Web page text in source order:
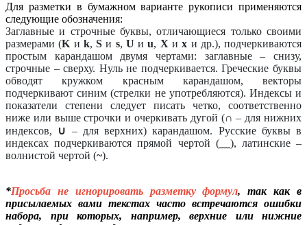
Для разметки в бумажном варианте рукописи применяются
следующие обозначения:
Заглавные и строчные буквы, отличающиеся только своими
размерами (K и k,S и s, U иu, Xиx и др.), подчеркиваются
простым карандашом двумя чертами: заглавные – снизу,
строчные – сверху. Нуль не подчеркивается. Греческие буквы
обводят кружком красным карандашом, векторы
подчеркивают синим (стрелки не употребляются). Индексы и
показатели степени следует писать четко, соответственно
ниже или выше строчки и очеркивать дугой (∩ – для нижних
индексов,
∪ – для верхних) карандашом. Русские буквы в
индексах подчеркиваются прямой чертой (__ ), латинские –
волнистой чертой (~).
*Просьба не игнорировать разметку формул, так как в
присылаемых вами текстах часто встречаются ошибки
набора, при которых, например, верхние или нижние